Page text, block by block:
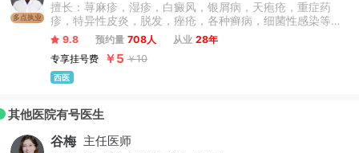
多点执业
擅长：荨麻疹，湿疹，白癜风，银屑病，天疱疮，重症药
疹，特异性皮炎，脱发，痤疮，各种癣病，细菌性感染等各
种皮肤病和疑难病治疗，各种性病，如淋病，非淋性尿道
炎，各期梅毒，尖锐湿疣，生殖器疱疹，肉芽肿等。
9.8 预约量 708人 从业 28年
专享挂号费
￥5 ￥10
西医
其他医院有号医生
谷梅 主任医师